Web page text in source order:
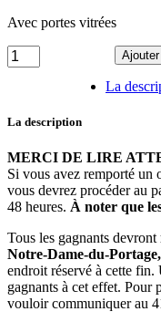
Avec portes vitrées
Lot
17
quantité
La
La description
MERCI DE LIRE
Si vous avez remporté un
vous devrez procéder au
48 heures. À noter que
Tous les gagnants devront
Notre-Dame-du-
endroit réservé à cette fin.
gagnants à cet effet. Pour
vouloir communiquer au